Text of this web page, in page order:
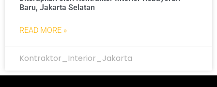
Baru, Jakarta Selatan
READ MORE »
Kontraktor_Interior_Jakarta